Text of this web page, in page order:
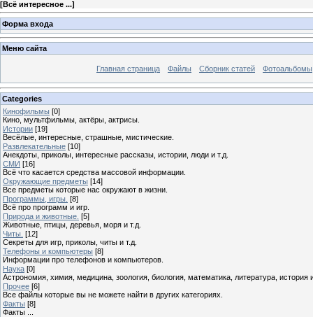
[Всё интересное ...]
Форма входа
Меню сайта
Главная страница Файлы Сборник статей Фотоальбомы
Categories
Кинофильмы [0]
Кино, мультфильмы, актёры, актрисы.
Истории [19]
Весёлые, интересные, страшные, мистические.
Развлекательные [10]
Анекдоты, приколы, интересные рассказы, истории, люди и т.д.
СМИ [16]
Всё что касается средства массовой информации.
Окружающие предметы [14]
Все предметы которые нас окружают в жизни.
Программы, игры. [8]
Всё про программ и игр.
Природа и животные. [5]
Животные, птицы, деревья, моря и т.д.
Читы. [12]
Секреты для игр, приколы, читы и т.д.
Телефоны и компьютеры [8]
Информации про телефонов и компьютеров.
Наука [0]
Астрономия, химия, медицина, зоология, биология, математика, литература, история
Прочее [6]
Все файлы которые вы не можете найти в других категориях.
Факты [8]
Факты ...